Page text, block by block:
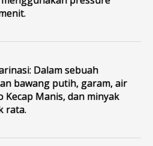
Dalam sebuah
bawang putih, garam, air
Kecap Manis, dan minyak
rata.